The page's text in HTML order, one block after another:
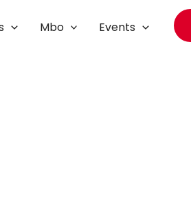
Mbo Events